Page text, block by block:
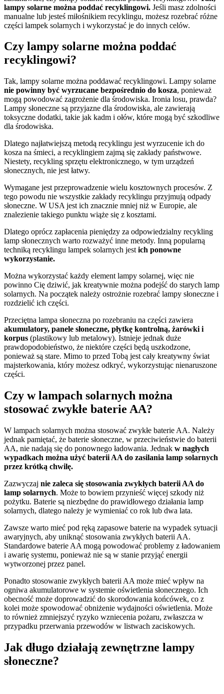
lampy solarne można poddać recyklingowi. Jeśli masz zdolności
manualne lub jesteś miłośnikiem recyklingu, możesz rozebrać różne
części lampek solarnych i wykorzystać je do innych celów.
Czy lampy solarne można poddać
recyklingowi?
Tak, lampy solarne można poddawać recyklingowi. Lampy solarne
nie powinny być wyrzucane bezpośrednio do kosza, ponieważ
mogą powodować zagrożenie dla środowiska. Ironia losu, prawda?
Lampy słoneczne są przyjazne dla środowiska, ale zawierają
toksyczne dodatki, takie jak kadm i ołów, które mogą być szkodliwe
dla środowiska.
Dlatego najłatwiejszą metodą recyklingu jest wyrzucenie ich do
kosza na śmieci, a recyklingiem zajmą się zakłady państwowe.
Niestety, recykling sprzętu elektronicznego, w tym urządzeń
słonecznych, nie jest łatwy.
Wymagane jest przeprowadzenie wielu kosztownych procesów. Z
tego powodu nie wszystkie zakłady recyklingu przyjmują odpady
słoneczne. W USA jest ich znacznie mniej niż w Europie, ale
znalezienie takiego punktu wiąże się z kosztami.
Dlatego oprócz zapłacenia pieniędzy za odpowiedzialny recykling
lamp słonecznych warto rozważyć inne metody. Inną popularną
techniką recyklingu lampek solarnych jest ich ponowne
wykorzystanie.
Można wykorzystać każdy element lampy solarnej, więc nie
powinno Cię dziwić, jak kreatywnie można podejść do starych lamp
solarnych. Na początek należy ostrożnie rozebrać lampy słoneczne i
rozdzielić ich części.
Przeciętna lampa słoneczna po rozebraniu na części zawiera
akumulatory, panele słoneczne, płytkę kontrolną, żarówki i
korpus (plastikowy lub metalowy). Istnieje jednak duże
prawdopodobieństwo, że niektóre części będą uszkodzone,
ponieważ są stare. Mimo to przed Tobą jest cały kreatywny świat
majsterkowania, który możesz odkryć, wykorzystując nienaruszone
części.
Czy w lampach solarnych można
stosować zwykłe baterie AA?
W lampach solarnych można stosować zwykłe baterie AA. Należy
jednak pamiętać, że baterie słoneczne, w przeciwieństwie do baterii
AA, nie nadają się do ponownego ładowania. Jednak w nagłych
wypadkach można użyć baterii AA do zasilania lamp solarnych
przez krótką chwilę.
Zazwyczaj nie zaleca się stosowania zwykłych baterii AA do
lamp solarnych. Może to bowiem przynieść więcej szkody niż
pożytku. Baterie są niezbędne do prawidłowego działania lamp
solarnych, dlatego należy je wymieniać co rok lub dwa lata.
Zawsze warto mieć pod ręką zapasowe baterie na wypadek sytuacji
awaryjnych, aby uniknąć stosowania zwykłych baterii AA.
Standardowe baterie AA mogą powodować problemy z ładowaniem
i awarię systemu, ponieważ nie są w stanie przyjąć energii
wytworzonej przez panel.
Ponadto stosowanie zwykłych baterii AA może mieć wpływ na
ogniwa akumulatorowe w systemie oświetlenia słonecznego. Ich
obecność może doprowadzić do skorodowania końcówek, co z
kolei może spowodować obniżenie wydajności oświetlenia. Może
to również zmniejszyć ryzyko wzniecenia pożaru, zwłaszcza w
przypadku przerwania przewodów w listwach zaciskowych.
Jak długo działają zewnętrzne lampy
słoneczne?